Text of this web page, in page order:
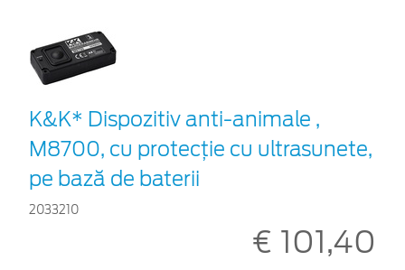
K&K* Dispozitiv anti-animale ,
M8700, cu protecție cu ultrasunete,
pe bază de baterii
2033210
€ 101,40